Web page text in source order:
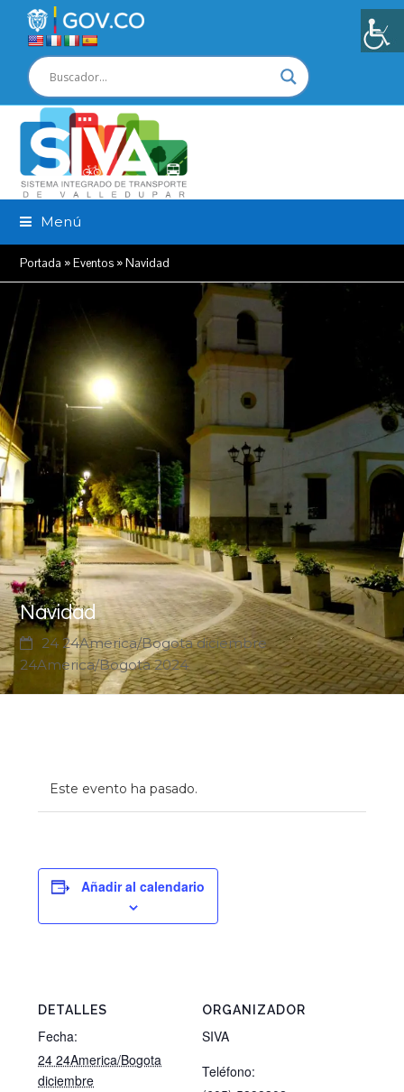
Menú
Portada »Eventos »Navidad
Navidad
24 24America/Bogota diciembre
24America/Bogota 2024
Este evento ha pasado.
Añadir al calendario
DETALLES
Fecha:
24 24America/Bogota
diciembre
ORGANIZADOR
SIVA
Teléfono: